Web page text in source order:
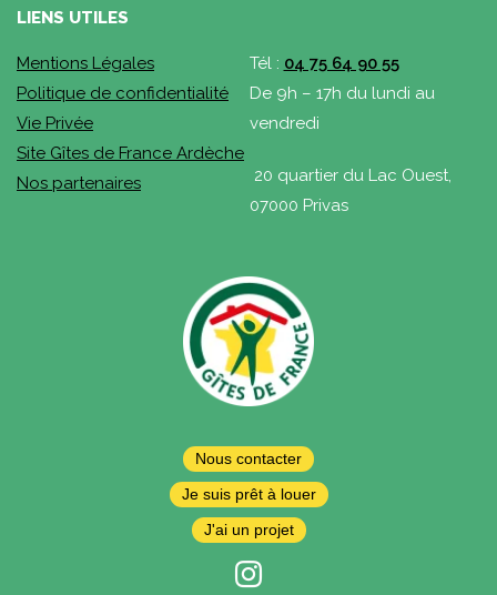
LIENS UTILES
Mentions Légales
Politique de confidentialité
Vie Privée
Site Gîtes de France Ardèche
Nos partenaires
Tél : 04 75 64 90 55
De 9h – 17h du lundi au
vendredi
20 quartier du Lac Ouest,
07000 Privas
Nous contacter
Je suis prêt à louer
J'ai un projet